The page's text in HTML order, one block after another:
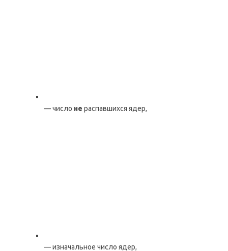
— число не распавшихся ядер,
— изначальное число ядер,